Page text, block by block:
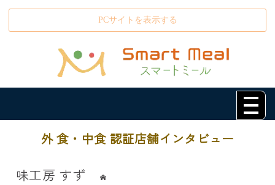
PCサイトを表示する
外 食・中食 認証店舗インタビュー
味工房 すず